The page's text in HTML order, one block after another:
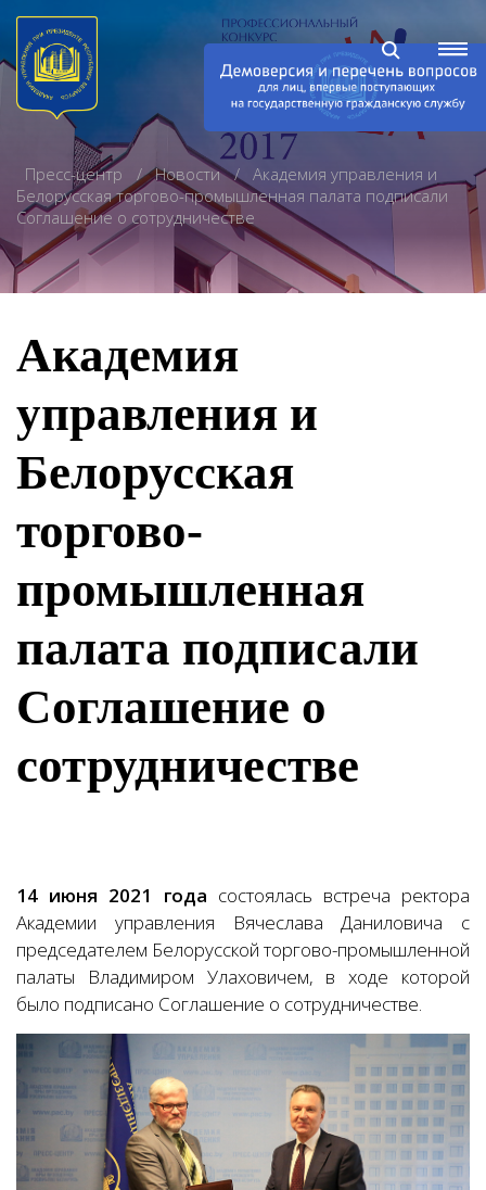
Пресс-центр Новости
Академия управления и
Белорусская торгово-промышленная палата подписали
Соглашение о сотрудничестве
Академия
управления и
Белорусская
торгово-
промышленная
палата подписали
Соглашение о
сотрудничестве
14 июня 2021 года состоялась встреча ректора
Академии управления Вячеслава Даниловича с
председателем Белорусской торгово-промышленной
палаты Владимиром Улаховичем, в ходе которой
было подписано Соглашение о сотрудничестве.